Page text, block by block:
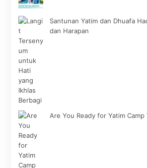
Santunan Yatim dan Dhuafa
dan Harapan
Are You Ready for Yatim Camp